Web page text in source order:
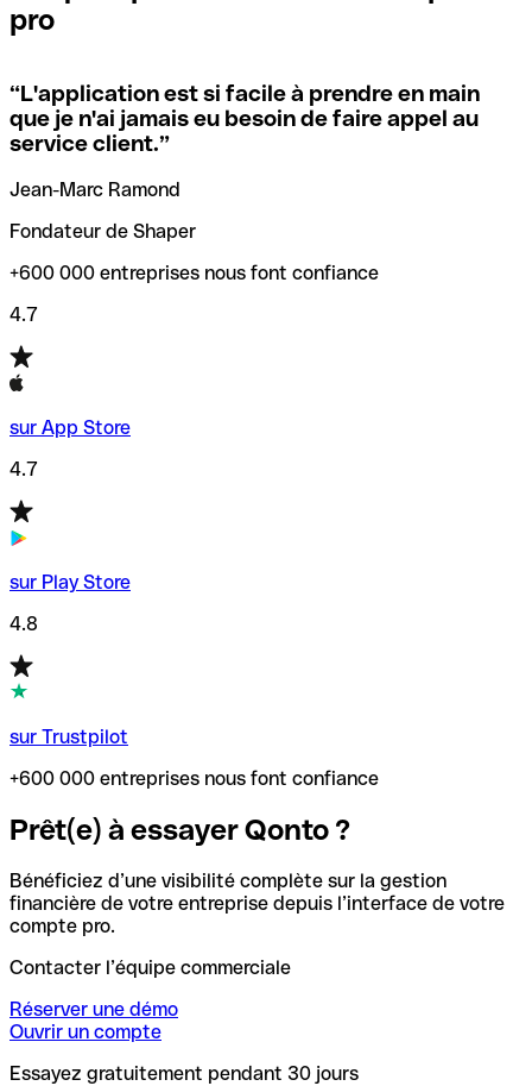
locales.
Si vous n'êtes pas sûr du code SWIFT que vous devriez
utiliser, nous avons développé un outil de recherche de
codes SWIFT par nom de banque.
vérification/recherche de codes SWIFT. Ainsi, vous pouvez
trouver et vérifier vos codes SWIFT avant de réaliser vos
transferts d’argent.
pro
“L'application est si facile à prendre en main
que je n'ai jamais eu besoin de faire appel au
service client.”
Jean-Marc Ramond
Fondateur de Shaper
+600 000 entreprises nous font confiance
4.7
sur App Store
4.7
sur Play Store
4.8
sur Trustpilot
+600 000 entreprises nous font confiance
Prêt(e) à essayer Qonto ?
Bénéficiez d’une visibilité complète sur la gestion
financière de votre entreprise depuis l’interface de votre
compte pro.
Contacter l’équipe commerciale
Réserver une démo
Ouvrir un compte
Essayez gratuitement pendant 30 jours